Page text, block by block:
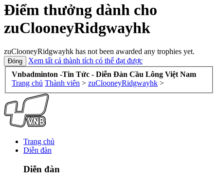
Điểm thưởng dành cho
zuClooneyRidgwayhk
zuClooneyRidgwayhk has not been awarded any trophies yet.
Xem tất cả thành tích có thể đạt được
Vnbadminton -Tin Tức - Diễn Đàn Cầu Lông Việt Nam
Trang chủ Thành viên > zuClooneyRidgwayhk >
Trang chủ
Diễn đàn
Diễn đàn